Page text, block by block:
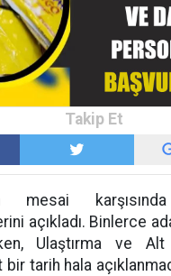
mesai
açıkladı. Binlerce
Ulaştırma ve Alt
bir tarih hala